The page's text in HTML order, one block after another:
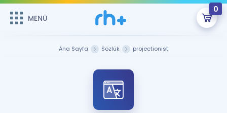
MENÜ
0
Sepetin Şu An Boş.
Remzi Hoca ile seni sınava hazırlayacak onlarca eğitim seni
bekliyor!
MENÜ
Ana Sayfa Sözlük projectionist